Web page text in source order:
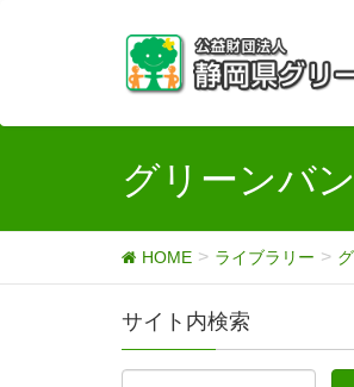
グリーンバ
HOME ライブラリー
サイト内検索